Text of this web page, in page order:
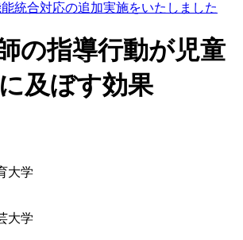
統合対応の追加実施をいたしました
の指導行動が児童
及ぼす効果
大学
大学